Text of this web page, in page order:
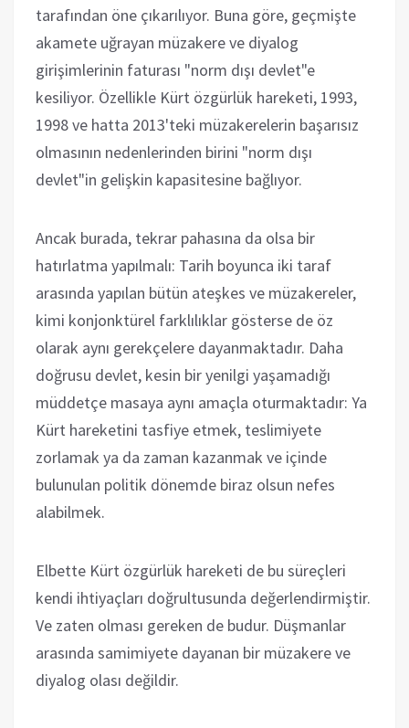
tarafından öne çıkarılıyor. Buna göre, geçmişte
akamete uğrayan müzakere ve diyalog
girişimlerinin faturası "norm dışı devlet"e
kesiliyor. Özellikle Kürt özgürlük hareketi, 1993,
1998 ve hatta 2013'teki müzakerelerin başarısız
olmasının nedenlerinden birini "norm dışı
devlet"in gelişkin kapasitesine bağlıyor.
Ancak burada, tekrar pahasına da olsa bir
hatırlatma yapılmalı: Tarih boyunca iki taraf
arasında yapılan bütün ateşkes ve müzakereler,
kimi konjonktürel farklılıklar gösterse de öz
olarak aynı gerekçelere dayanmaktadır. Daha
doğrusu devlet, kesin bir yenilgi yaşamadığı
müddetçe masaya aynı amaçla oturmaktadır: Ya
Kürt hareketini tasfiye etmek, teslimiyete
zorlamak ya da zaman kazanmak ve içinde
bulunulan politik dönemde biraz olsun nefes
alabilmek.
Elbette Kürt özgürlük hareketi de bu süreçleri
kendi ihtiyaçları doğrultusunda değerlendirmiştir.
Ve zaten olması gereken de budur. Düşmanlar
arasında samimiyete dayanan bir müzakere ve
diyalog olası değildir.